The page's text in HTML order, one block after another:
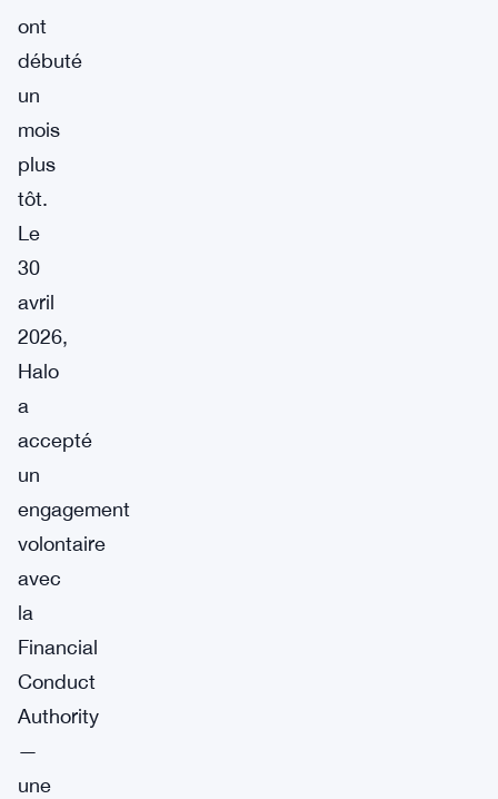
ont
débuté
un
mois
plus
tôt.
Le
30
avril
2026,
Halo
a
accepté
un
engagement
volontaire
avec
la
Financial
Conduct
Authority
—
une